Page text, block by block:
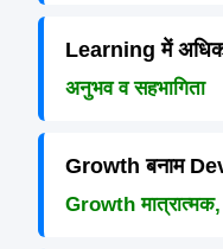
Learning में
अनुभव व सहभागिता
Growth बनाम
Growth